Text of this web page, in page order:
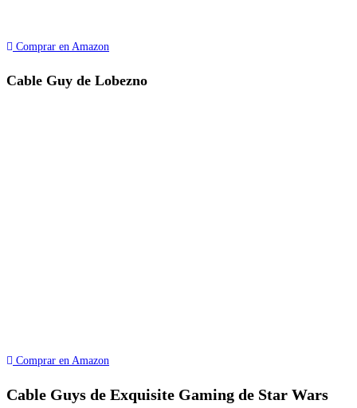
Comprar en Amazon
Cable Guy de Lobezno
Comprar en Amazon
Cable Guys de Exquisite Gaming de Star Wars